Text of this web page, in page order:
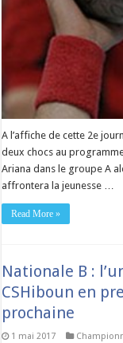
A l’affiche de cette 2e
deux chocs au
Ariana dans le groupe A
affrontera la jeunesse …
Read More »
Nationale B :
CSHiboun en
prochaine
1 mai 2017